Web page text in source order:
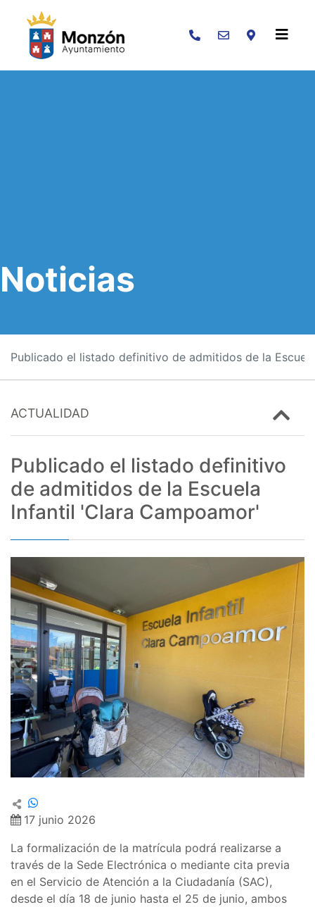
Buscar
Noticias
Publicado el listado definitivo de admitidos de la
ACTUALIDAD
Publicado el listado definitivo
de admitidos de la Escuela
Infantil 'Clara Campoamor'
17 junio 2026
La formalización de la matrícula podrá realizarse a
través de la Sede Electrónica o mediante cita previa
en el Servicio de Atención a la Ciudadanía (SAC),
desde el día 18 de junio hasta el 25 de junio, ambos